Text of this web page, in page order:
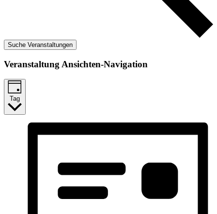
Suche Veranstaltungen
Veranstaltung Ansichten-Navigation
Tag